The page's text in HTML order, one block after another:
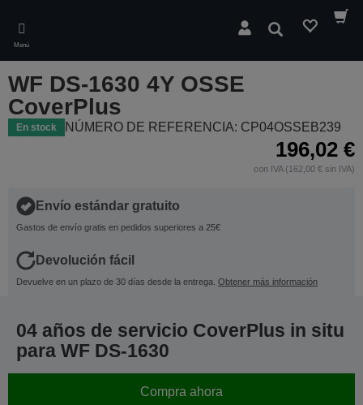
main
content
Menú
Buscar
WF DS-1630 4Y OSSE
CoverPlus
En stock NÚMERO DE REFERENCIA: CP04OSSEB239
196,02 €
con IVA (162,00 € sin IVA)
Envío estándar gratuito
Gastos de envío gratis en pedidos superiores a 25€
Devolución fácil
Devuelve en un plazo de 30 días desde la entrega. Obtener más información
04 años de servicio CoverPlus in situ
para WF DS-1630
Compra ahora